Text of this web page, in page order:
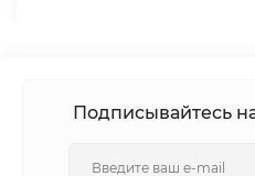
Подписывайтесь